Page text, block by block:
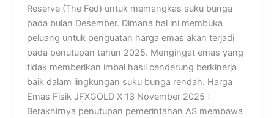
Reserve (The Fed) untuk memangkas suku bunga
pada bulan Desember. Dimana hal ini membuka
peluang untuk penguatan harga emas akan terjadi
pada penutupan tahun 2025. Mengingat emas yang
tidak memberikan imbal hasil cenderung berkinerja
baik dalam lingkungan suku bunga rendah. Harga
Emas Fisik JFXGOLD X 13 November 2025 :
Berakhirnya penutupan pemerintahan AS membawa